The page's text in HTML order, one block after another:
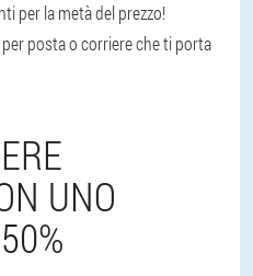
per la metà del prezzo!
posta o corriere che ti porta
UNO